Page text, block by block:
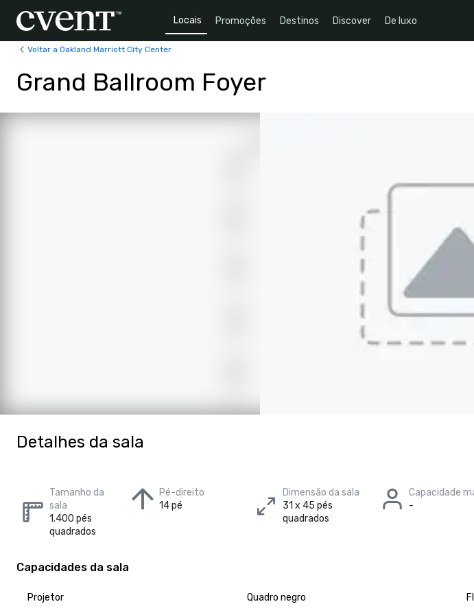
Locais Promoções Destinos Discover De luxo
Voltar a Oakland Marriott City Center
Grand Ballroom Foyer
Detalhes da sala
Tamanho da
sala
1.400 pés
quadrados
Pé-direito
14 pé
Dimensão da sala
31 x 45 pés
quadrados
Capacidade
-
Capacidades da sala
Projetor Quadro negro